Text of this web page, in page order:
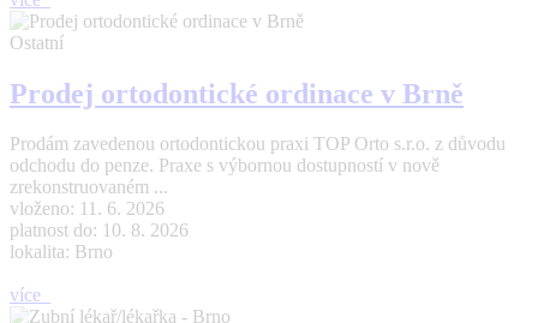
Ostatní
Prodej ortodontické ordinace v Brně
Prodám zavedenou ortodontickou praxi TOP Orto s.r.o. z důvodu
odchodu do penze. Praxe s výbornou dostupností v nově
zrekonstruovaném ...
vloženo: 11. 6. 2026
platnost do: 10. 8. 2026
lokalita: Brno
více